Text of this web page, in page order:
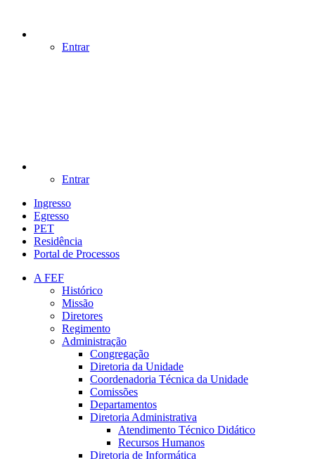
Entrar
Entrar
Ingresso
Egresso
PET
Residência
Portal de Processos
A FEF
Histórico
Missão
Diretores
Regimento
Administração
Congregação
Diretoria da Unidade
Coordenadoria Técnica da Unidade
Comissões
Departamentos
Diretoria Administrativa
Atendimento Técnico Didático
Recursos Humanos
Diretoria de Informática